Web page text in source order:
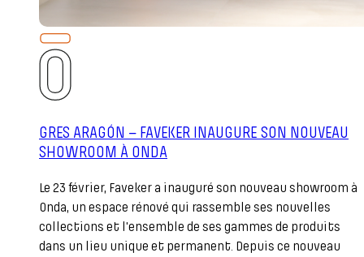
GRES ARAGÓN – FAVEKER INAUGURE SON NOUVEAU
SHOWROOM À ONDA
Le 23 février, Faveker a inauguré son nouveau showroom à
Onda, un espace rénové qui rassemble ses nouvelles
collections et l'ensemble de ses gammes de produits
dans un lieu unique et permanent. Depuis ce nouveau